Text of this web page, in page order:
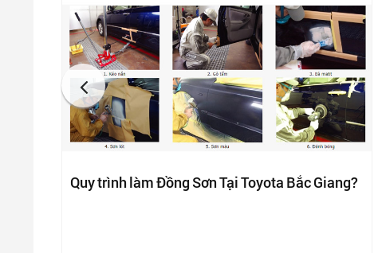
Quy trình làm Đồng Sơn Tại Toyota Bắc Giang?